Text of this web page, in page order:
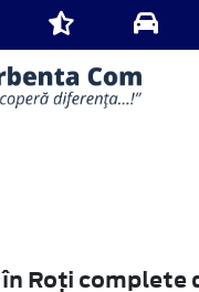
Roţi complete